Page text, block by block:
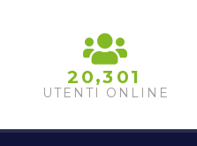
2 0,3 01
UTENTI ONLINE